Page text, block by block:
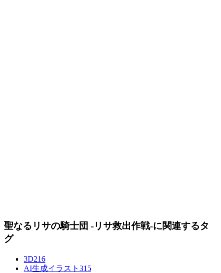
聖なるリサの騎士団 -リサ救出作戦-に関連するタ
グ
3D216
AI生成イラスト 315